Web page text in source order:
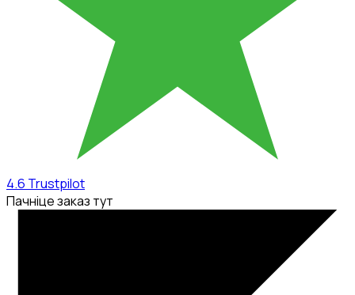
4.6 Trustpilot
Пачніце заказ тут